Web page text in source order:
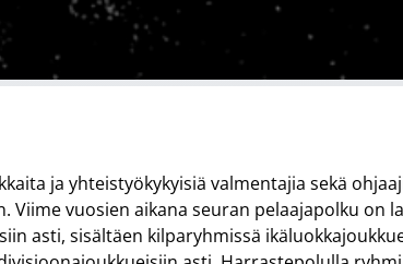
ja yhteistyökykyisiä valmentajia sekä
Viime vuosien aikana seuran pelaajapolku on
asti, sisältäen kilparyhmissä